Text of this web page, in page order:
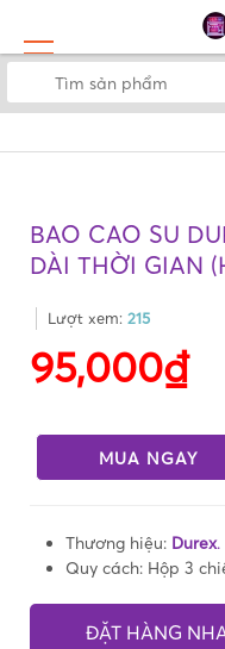
BAO CAO SU
DÀI THỜI GIAN
Lượt xem: 215
95,000₫
MUA NGAY
Thương hiệu: Durex.
Quy cách: Hộp 3
ĐẶT HÀNG